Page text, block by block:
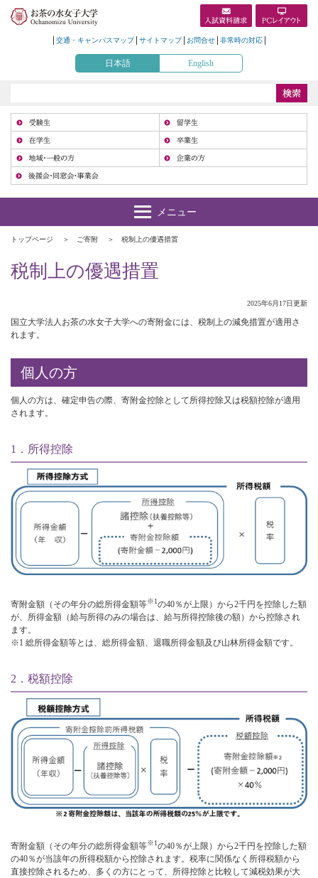
交通・キャンパスマップ サイトマップ お問合せ 非常時の対応
日本語 English
トップページ ご寄附 税制上の優遇措置
税制上の優遇措置
2025年6月17日更新
国立大学法人お茶の水女子大学への寄附金には、税制上の減免措置が適用さ
れます。
個人の方
個人の方は、確定申告の際、寄附金控除として所得控除又は税額控除が適用
されます。
1．所得控除
寄附金額（その年分の総所得金額等※1の40％が上限）から2千円を控除した額
が、所得金額（給与所得のみの場合は、給与所得控除後の額）から控除され
ます。
※1 総所得金額等とは、総所得金額、退職所得金額及び山林所得金額です。
2．税額控除
寄附金額（その年分の総所得金額等※1の40％が上限）から2千円を控除した額
の40％が当該年の所得税額から控除されます。税率に関係なく所得税額から
直接控除されるため、多くの方にとって、所得控除と比較して減税効果が大